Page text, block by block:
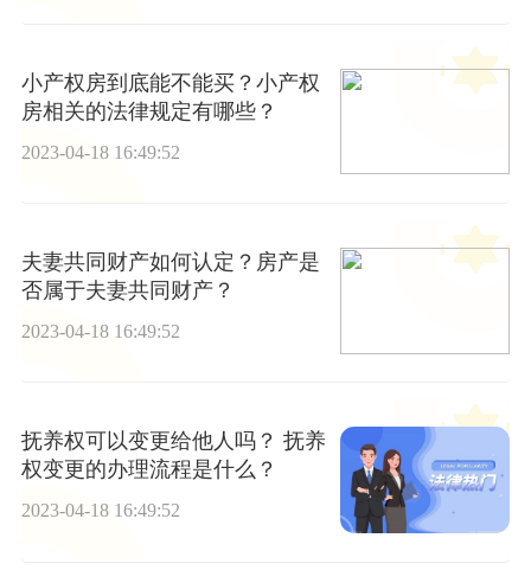
小产权房到底能不能买？小产权
房相关的法律规定有哪些？
2023-04-18 16:49:52
夫妻共同财产如何认定？房产是
否属于夫妻共同财产？
2023-04-18 16:49:52
抚养权可以变更给他人吗？ 抚养
权变更的办理流程是什么？
2023-04-18 16:49:52